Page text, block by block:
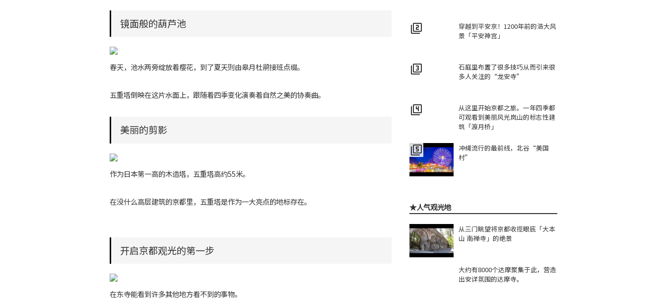
镜面般的葫芦池
春天，池水两旁绽放着樱花，到了夏天则由皋月杜鹃接班点缀。
五重塔倒映在这片水面上，跟随着四季变化演奏着自然之美的协奏曲。
美丽的剪影
作为日本第一高的木造塔，五重塔高约55米。
在没什么高层建筑的京都里，五重塔是作为一大亮点的地标存在。
开启京都观光的第一步
在东寺能看到许多其他地方看不到的事物。
filter_2
穿越到平安京！1200年前的浩大风
景「平安神宫」
filter_3
石庭里布置了很多技巧从而引来很
多人关注的“龙安寺”
filter_4
从这里开始京都之旅。一年四季都
可观看到美丽风光岚山的标志性建
筑「渡月桥」
filter_5
冲绳流行的最前线，北谷“美国
村”
★人气观光地
从三门眺望将京都收揽眼底「大本
山 南禅寺」的绝景
大约有8000个达摩聚集于此，营造
出安详氛围的达摩寺。